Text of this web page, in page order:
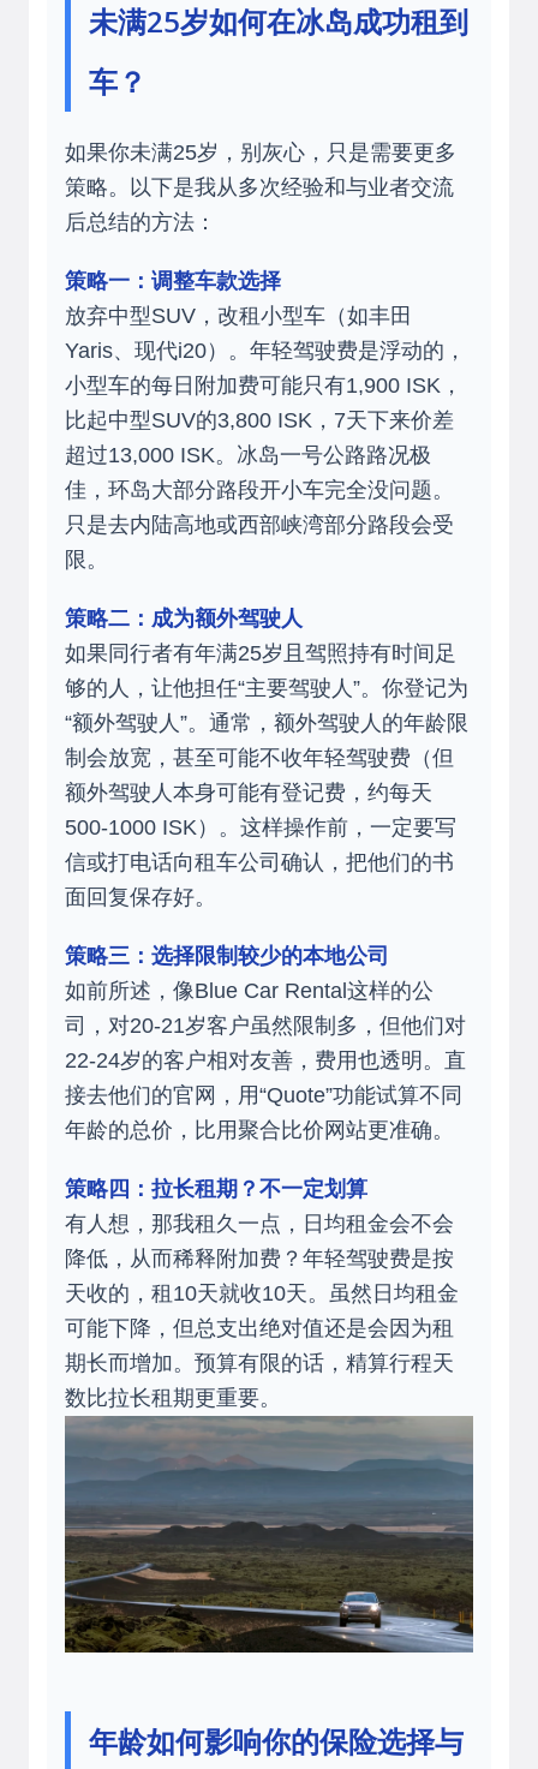
未满25岁如何在冰岛成功租到
车？
如果你未满25岁，别灰心，只是需要更多
策略。以下是我从多次经验和与业者交流
后总结的方法：
策略一：调整车款选择
放弃中型SUV，改租小型车（如丰田
Yaris、现代i20）。年轻驾驶费是浮动的，
小型车的每日附加费可能只有1,900 ISK，
比起中型SUV的3,800 ISK，7天下来价差
超过13,000 ISK。冰岛一号公路路况极
佳，环岛大部分路段开小车完全没问题。
只是去内陆高地或西部峡湾部分路段会受
限。
策略二：成为额外驾驶人
如果同行者有年满25岁且驾照持有时间足
够的人，让他担任“主要驾驶人”。你登记为
“额外驾驶人”。通常，额外驾驶人的年龄限
制会放宽，甚至可能不收年轻驾驶费（但
额外驾驶人本身可能有登记费，约每天
500-1000 ISK）。这样操作前，一定要写
信或打电话向租车公司确认，把他们的书
面回复保存好。
策略三：选择限制较少的本地公司
如前所述，像Blue Car Rental这样的公
司，对20-21岁客户虽然限制多，但他们对
22-24岁的客户相对友善，费用也透明。直
接去他们的官网，用“Quote”功能试算不同
年龄的总价，比用聚合比价网站更准确。
策略四：拉长租期？不一定划算
有人想，那我租久一点，日均租金会不会
降低，从而稀释附加费？年轻驾驶费是按
天收的，租10天就收10天。虽然日均租金
可能下降，但总支出绝对值还是会因为租
期长而增加。预算有限的话，精算行程天
数比拉长租期更重要。
年龄如何影响你的保险选择与